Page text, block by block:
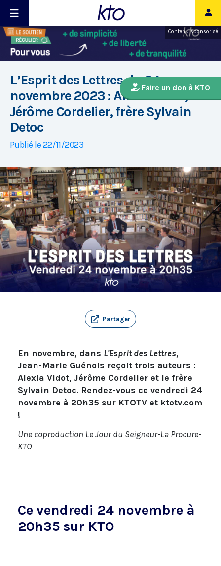
Contenu sponsorisé
Faire un don à KTO
L’Esprit des Lettres du 24
novembre 2023 : Alexia Vidot,
Jérôme Cordelier, frère Sylvain
Detoc
Publié le 22/11/2023
Partager
En novembre, dans L'Esprit des Lettres,
Jean-Marie Guénois reçoit trois auteurs :
Alexia Vidot, Jérôme Cordelier et le frère
Sylvain Detoc. Rendez-vous ce vendredi 24
novembre à 20h35 sur KTOTV et ktotv.com
!
Une coproduction Le Jour du Seigneur-La Procure-
KTO
Ce vendredi 24 novembre à
20h35 sur KTO